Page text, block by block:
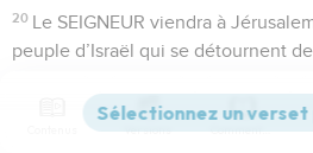
20 Le SEIGNEUR viendra à
peuple d’Israël qui se détournent
Le SEIGNEUR ajoute : « Et moi,
Versions Commentaires